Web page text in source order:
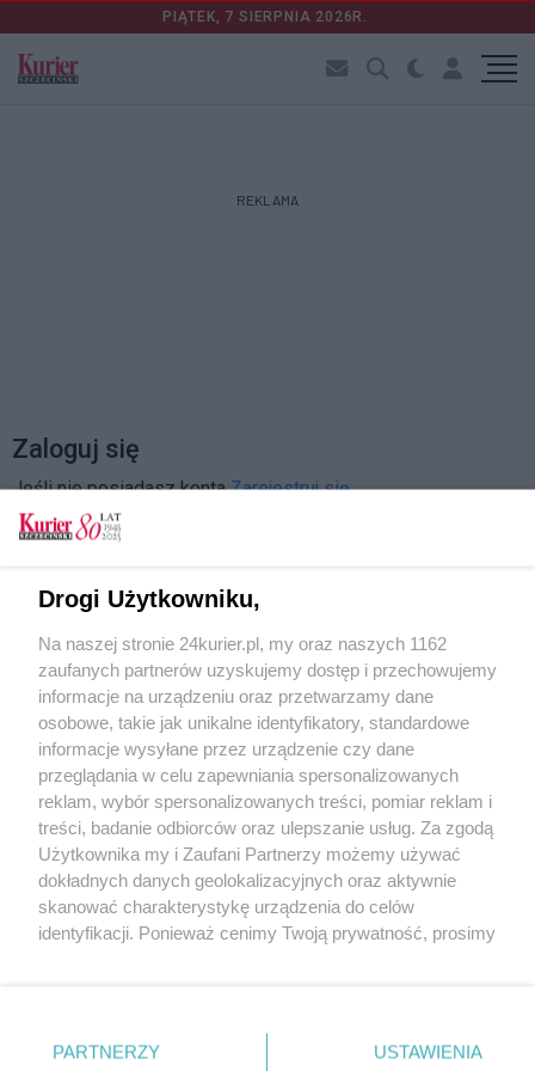
PIĄTEK, 7 SIERPNIA 2026R.
REKLAMA
Zaloguj się
Jeśli nie posiadasz kontaZarejestruj się
Zapamiętać?
Zaloguj
Zapomniałem hasła
Copyright © 2022 Kurier Szczeciński sp. z o.o.
Drogi Użytkowniku,
Na naszej stronie 24kurier.pl, my oraz naszych 1162
zaufanych partnerów uzyskujemy dostęp i przechowujemy
informacje na urządzeniu oraz przetwarzamy dane
osobowe, takie jak unikalne identyfikatory, standardowe
informacje wysyłane przez urządzenie czy dane
przeglądania w celu zapewniania spersonalizowanych
reklam, wybór spersonalizowanych treści, pomiar reklam i
treści, badanie odbiorców oraz ulepszanie usług. Za zgodą
Użytkownika my i Zaufani Partnerzy możemy używać
dokładnych danych geolokalizacyjnych oraz aktywnie
skanować charakterystykę urządzenia do celów
identyfikacji. Ponieważ cenimy Twoją prywatność, prosimy
prywatności znajdujący się w lewym dolnym rogu strony
. Niektóre rodzaje przetwarzania danych nie wymagają
PARTNERZY USTAWIENIA